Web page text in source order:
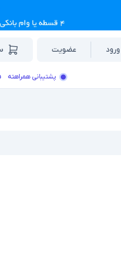
ورود عضویت
پشتیبانی همراهته